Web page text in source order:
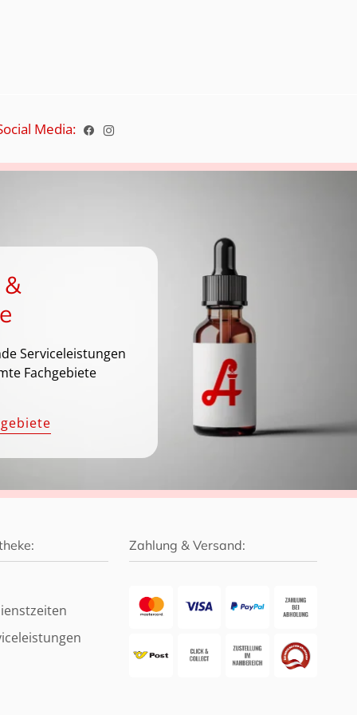
Media:
Serviceleistungen
Fachgebiete
Zahlung & Versand: